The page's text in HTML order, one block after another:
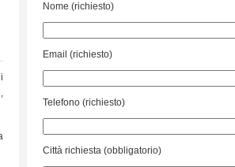
Nome (richiesto)
Email (richiesto)
Telefono (richiesto)
Città richiesta (obbligatorio)